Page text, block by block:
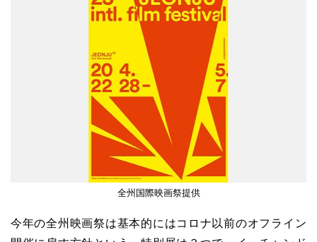
全州国際映画祭提供
今年の全州映画祭は基本的にはコロナ以前のオフライン